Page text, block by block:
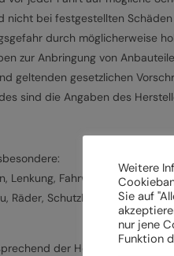
nicht bei festgestellten Schäden
durch möglicherweise
zur Anbringung von
geltenden gesetzlichen
sind die Angaben des
Lenkung, Fahrwerk und
Räder, Schutzblech und Pedale
der Herstellervorgaben
Weitere
Sie auf
nur jene
Funktion